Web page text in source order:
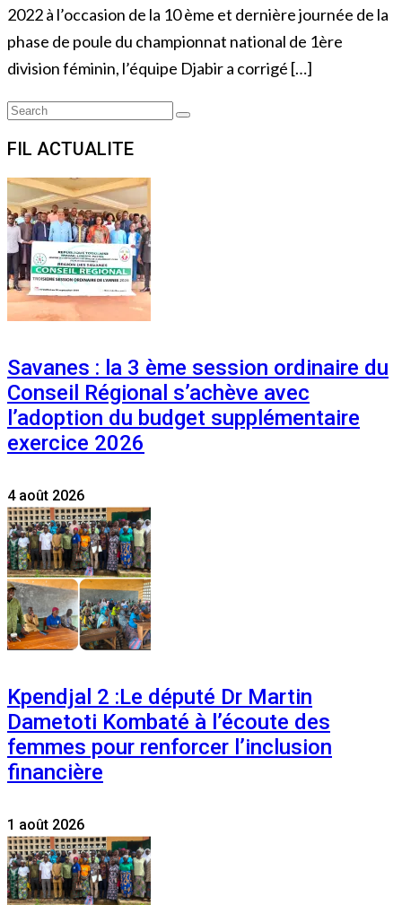
2022 à l’occasion de la 10 ème et dernière journée de la
phase de poule du championnat national de 1ère
division féminin, l’équipe Djabir a corrigé […]
Search
Search
FIL ACTUALITE
Savanes : la 3 ème session ordinaire du
Conseil Régional s’achève avec
l’adoption du budget supplémentaire
exercice 2026
4 août 2026
Kpendjal 2 :Le député Dr Martin
Dametoti Kombaté à l’écoute des
femmes pour renforcer l’inclusion
financière
1 août 2026